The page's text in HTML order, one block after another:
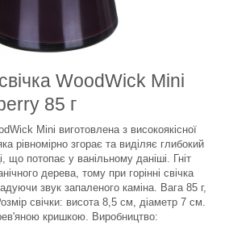
WoodWick Mini
85 г
Mini виготовлена з високоякісної
рівномірно згорає та виділяє глибокий
що потопає у ванільному даніші. Гніт
дерева, тому при горінні свічка
звук запаленого каміна. Вага 85 г,
свічки: висота 8,5 см, діаметр 7 см.
кришкою. Виробництво: